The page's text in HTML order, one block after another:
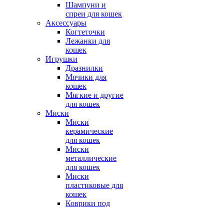
Шампуни и
спреи для кошек
Аксессуары
Когтеточки
Лежанки для
кошек
Игрушки
Дразнилки
Мячики для
кошек
Мягкие и другие
для кошек
Миски
Миски
керамические
для кошек
Миски
металлические
для кошек
Миски
пластиковые для
кошек
Коврики под